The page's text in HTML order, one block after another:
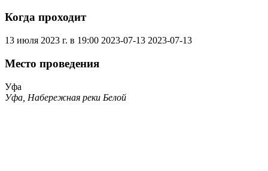
Когда проходит
13 июля 2023 г. в 19:00 2023-07-13 2023-07-13
Место проведения
Уфа
Уфа, Набережная реки Белой